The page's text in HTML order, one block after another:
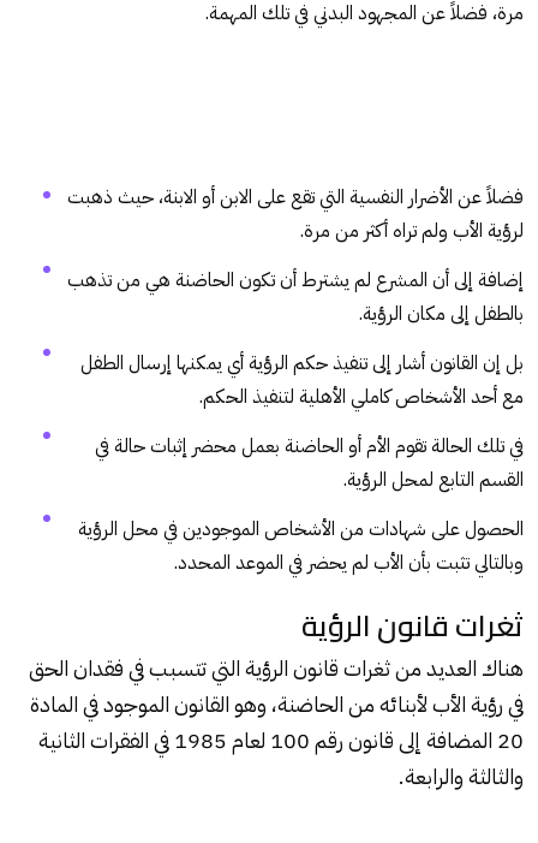
مرة، فضلاً عن المجهود البدني في تلك المهمة.
فضلاً عن الأضرار النفسية التي تقع على الابن أو الابنة، حيث ذهبت
لرؤية الأب ولم تراه أكثر من مرة.
إضافة إلى أن المشرع لم يشترط أن تكون الحاضنة هي من تذهب
بالطفل إلى مكان الرؤية.
بل إن القانون أشار إلى تنفيذ حكم الرؤية أي يمكنها إرسال الطفل
مع أحد الأشخاص كاملي الأهلية لتنفيذ الحكم.
في تلك الحالة تقوم الأم أو الحاضنة بعمل محضر إثبات حالة في
القسم التابع لمحل الرؤية.
الحصول على شهادات من الأشخاص الموجودين في محل الرؤية
وبالتالي تثبت بأن الأب لم يحضر في الموعد المحدد.
ثغرات قانون الرؤية
هناك العديد من ثغرات قانون الرؤية التي تتسبب في فقدان الحق
في رؤية الأب لأبنائه من الحاضنة، وهو القانون الموجود في المادة
20 المضافة إلى قانون رقم 100 لعام 1985 في الفقرات الثانية
والثالثة والرابعة.